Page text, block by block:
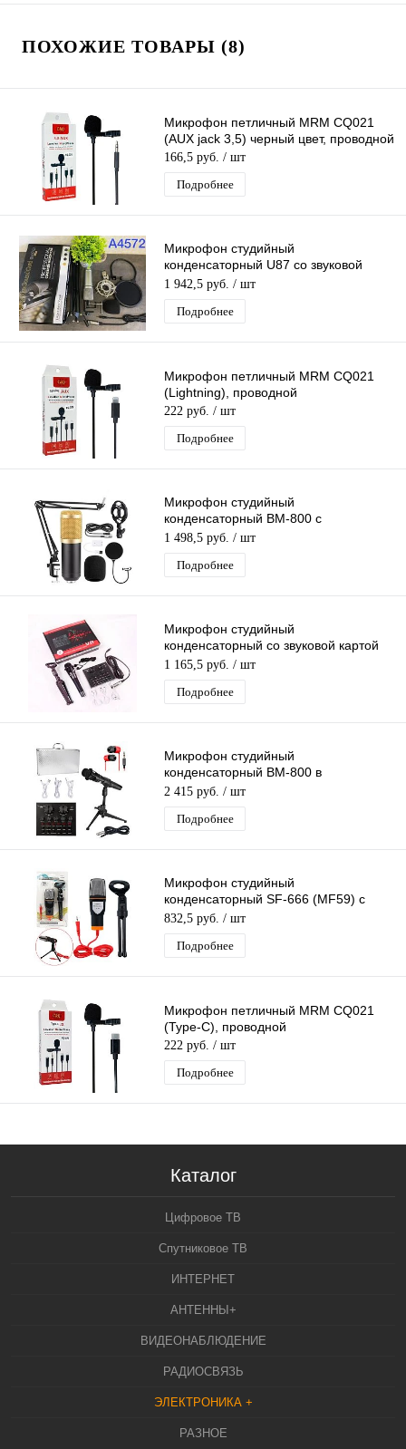
ПОХОЖИЕ ТОВАРЫ (8)
Микрофон петличный MRM CQ021
(AUX jack 3,5) черный цвет, проводной
166,5 руб. / шт
Подробнее
Микрофон студийный
конденсаторный U87 со звуковой
картой (MF57)
1 942,5 руб. / шт
Подробнее
Микрофон петличный MRM CQ021
(Lightning), проводной
222 руб. / шт
Подробнее
Микрофон студийный
конденсаторный BM-800 с
настольным кронштейном (MF53)
1 498,5 руб. / шт
Подробнее
Микрофон студийный
конденсаторный со звуковой картой
V8, настольной треногой,
комплектация MF51
1 165,5 руб. / шт
Подробнее
Микрофон студийный
конденсаторный BM-800 в
Алюминиевом кейсе,со звуковой
картой V8,комплектация MF58
2 415 руб. / шт
Подробнее
Микрофон студийный
конденсаторный SF-666 (MF59) с
подставкой
832,5 руб. / шт
Подробнее
Микрофон петличный MRM CQ021
(Type-C), проводной
222 руб. / шт
Подробнее
Каталог
Цифровое ТВ
Спутниковое ТВ
ИНТЕРНЕТ
АНТЕННЫ+
ВИДЕОНАБЛЮДЕНИЕ
РАДИОСВЯЗЬ
ЭЛЕКТРОНИКА +
РАЗНОЕ